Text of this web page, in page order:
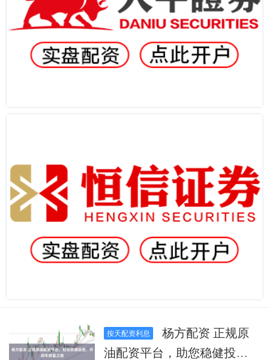
按天配资利息
杨方配资 正规原
油配资平台，助您稳健投